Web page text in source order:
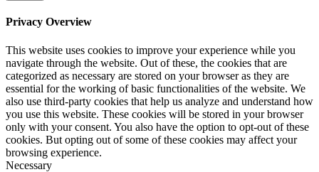
Privacy Overview
This website uses cookies to improve your experience while you
navigate through the website. Out of these, the cookies that are
categorized as necessary are stored on your browser as they are
essential for the working of basic functionalities of the website. We
also use third-party cookies that help us analyze and understand how
you use this website. These cookies will be stored in your browser
only with your consent. You also have the option to opt-out of these
cookies. But opting out of some of these cookies may affect your
browsing experience.
Necessary